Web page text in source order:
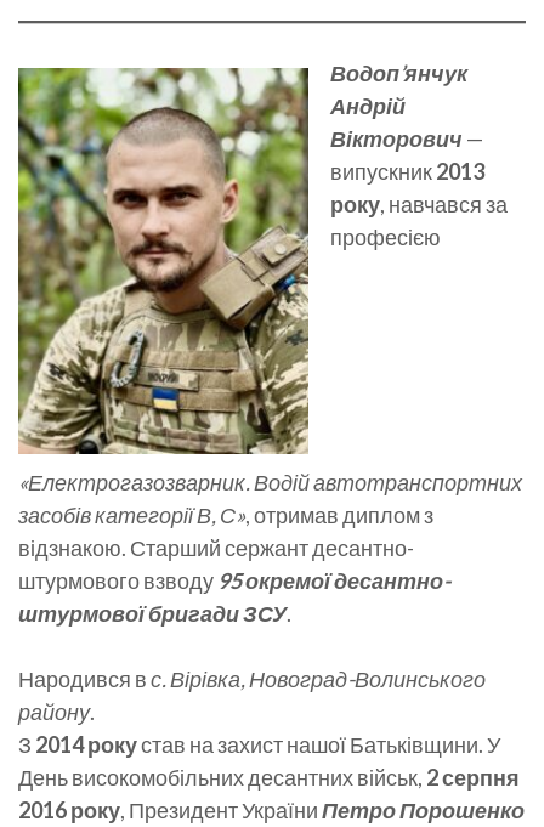
Водоп’янчук
Андрій
Вікторович —
випускник2013
року, навчався за
професією
«Електрогазозварник. Водій автотранспортних
засобів категорії В, С», отримав диплом з
відзнакою. Старший сержант десантно-
штурмового взводу 95 окремої десантно-
штурмової бригади ЗСУ.
Народився вс. Вірівка, Новоград-Волинського
району.
З 2014 рокустав на захист нашої Батьківщини. У
День високомобільних десантних військ, 2 серпня
2016 року, Президент УкраїниПетро Порошенко